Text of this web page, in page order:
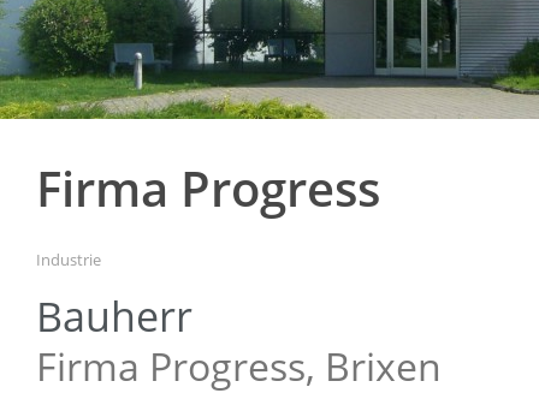
Firma Progress
Industrie
Bauherr
Firma Progress, Brixen